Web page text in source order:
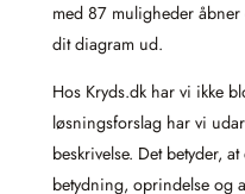
med 87 muligheder
dit diagram ud.
Hos Kryds.dk har vi ikke
løsningsforslag har vi
beskrivelse. Det betyder,
betydning, oprindelse og